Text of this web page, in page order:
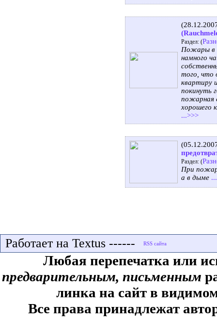
Раздел: (
Пожары в
намного
того, что
квартиру
покинуть
пожарная
хорошего
...>>>
Раздел: (
При
а в дыме
Работает на Textus ------
Любая перепечатка или
предварительным, письменным
линка на сайт в
Все права принадлежат